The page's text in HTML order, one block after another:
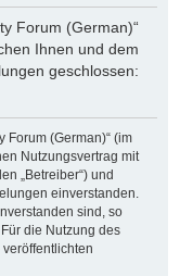
Forum (German)“
Ihnen und dem
geschlossen:
Forum (German)“ (im
Nutzungsvertrag mit
„Betreiber“) und
einverstanden.
sind, so
die Nutzung des